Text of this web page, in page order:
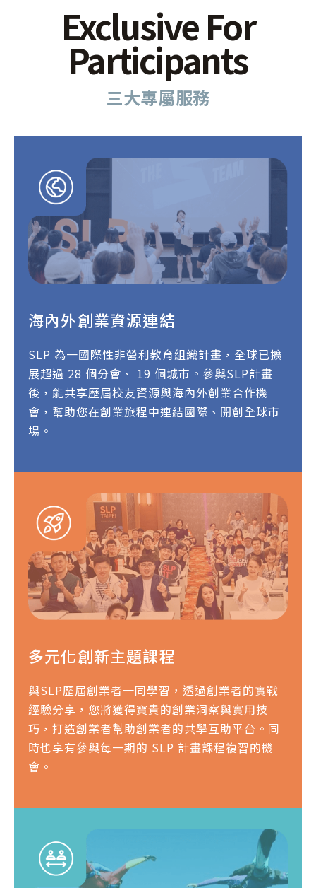
Exclusive For
Participants
三大專屬服務
海內外創業資源連結
SLP 為一國際性非營利教育組織計畫，全球已擴
展超過 28 個分會、 19 個城市。參與SLP計畫
後，能共享歷屆校友資源與海內外創業合作機
會，幫助您在創業旅程中連結國際、開創全球市
場。
多元化創新主題課程
與SLP歷屆創業者一同學習，透過創業者的實戰
經驗分享，您將獲得寶貴的創業洞察與實用技
巧，打造創業者幫助創業者的共學互助平台。同
時也享有參與每一期的 SLP 計畫課程複習的機
會。